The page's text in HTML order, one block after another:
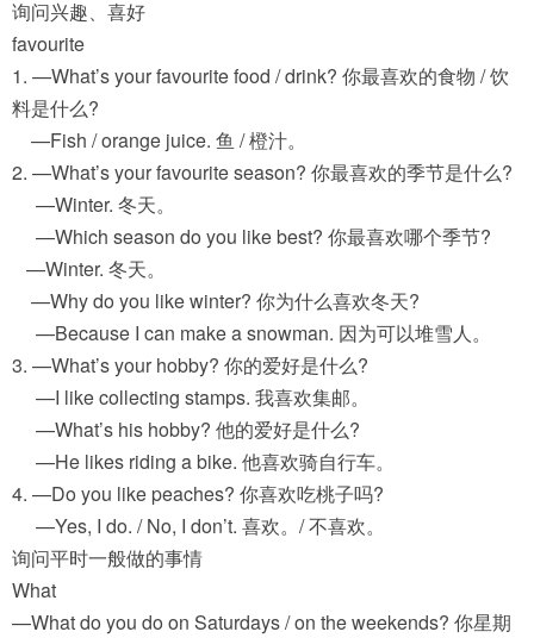
询问兴趣、喜好
favourite
1. —What’s your favourite food / drink? 你最喜欢的食物 / 饮
料是什么?
—Fish / orange juice. 鱼 / 橙汁。
2. —What’s your favourite season? 你最喜欢的季节是什么?
—Winter. 冬天。
—Which season do you like best? 你最喜欢哪个季节?
—Winter. 冬天。
—Why do you like winter? 你为什么喜欢冬天?
—Because I can make a snowman. 因为可以堆雪人。
3. —What’s your hobby? 你的爱好是什么?
—I like collecting stamps. 我喜欢集邮。
—What’s his hobby? 他的爱好是什么?
—He likes riding a bike. 他喜欢骑自行车。
4. —Do you like peaches? 你喜欢吃桃子吗?
—Yes, I do. / No, I don’t. 喜欢。/ 不喜欢。
询问平时一般做的事情
What
—What do you do on Saturdays / on the weekends? 你星期